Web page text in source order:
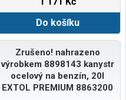
Do košíku
Zrušeno! nahrazeno
výrobkem 8898143 kanystr
ocelový na benzín, 20l
EXTOL PREMIUM 8863200